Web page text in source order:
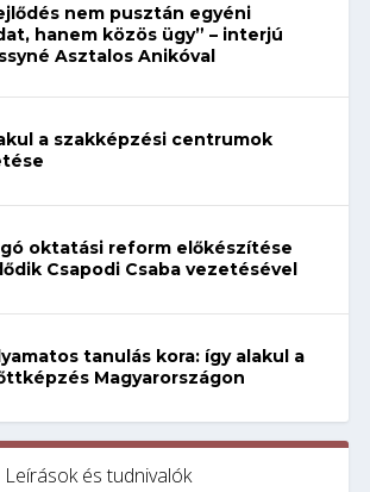
nem pusztán egyéni
hanem közös ügy” – interjú
Asztalos Anikóval
a szakképzési centrumok
oktatási reform előkészítése
Csapodi Csaba vezetésével
tanulás kora: így alakul a
Magyarországon
Leírások és tudnivalók